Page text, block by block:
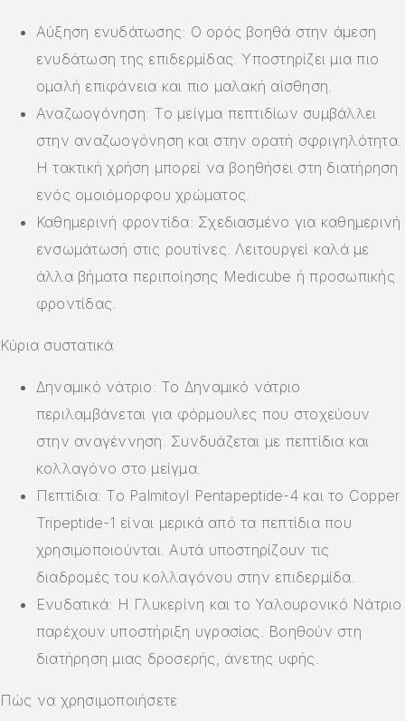
Αύξηση ενυδάτωσης: Ο ορός βοηθά στην άμεση
ενυδάτωση της επιδερμίδας. Υποστηρίζει μια πιο
ομαλή επιφάνεια και πιο μαλακή αίσθηση.
Αναζωογόνηση: Το μείγμα πεπτιδίων συμβάλλει
στην αναζωογόνηση και στην ορατή σφριγηλότητα.
Η τακτική χρήση μπορεί να βοηθήσει στη διατήρηση
ενός ομοιόμορφου χρώματος.
Καθημερινή φροντίδα: Σχεδιασμένο για καθημερινή
ενσωμάτωσή στις ρουτίνες. Λειτουργεί καλά με
άλλα βήματα περιποίησης Medicube ή προσωπικής
φροντίδας.
Κύρια συστατικά
Δηναμικό νάτριο: Το Δηναμικό νάτριο
περιλαμβάνεται για φόρμουλες που στοχεύουν
στην αναγέννηση. Συνδυάζεται με πεπτίδια και
κολλαγόνο στο μείγμα.
Πεπτίδια: Το Palmitoyl Pentapeptide-4 και το Copper
Tripeptide-1 είναι μερικά από τα πεπτίδια που
χρησιμοποιούνται. Αυτά υποστηρίζουν τις
διαδρομές του κολλαγόνου στην επιδερμίδα.
Ενυδατικά: Η Γλυκερίνη και το Υαλουρονικό Νάτριο
παρέχουν υποστήριξη υγρασίας. Βοηθούν στη
διατήρηση μιας δροσερής, άνετης υφής.
Πώς να χρησιμοποιήσετε